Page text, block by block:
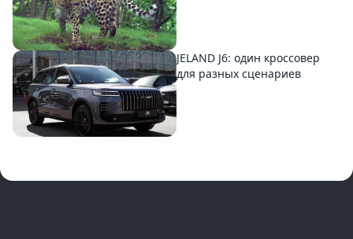
JELAND J6: один кроссовер
для разных сценариев